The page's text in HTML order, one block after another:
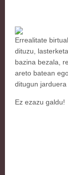
Errealitate
dituzu,
bazina bezala,
areto batean
ditugun
Ez ezazu galdu!